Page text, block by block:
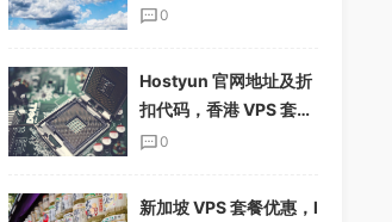
单享 85%折扣，配置翻
0
Hostyun 官网地址及折
扣代码，香港 VPS 套餐
介绍
0
新加坡 VPS 套餐优惠，l